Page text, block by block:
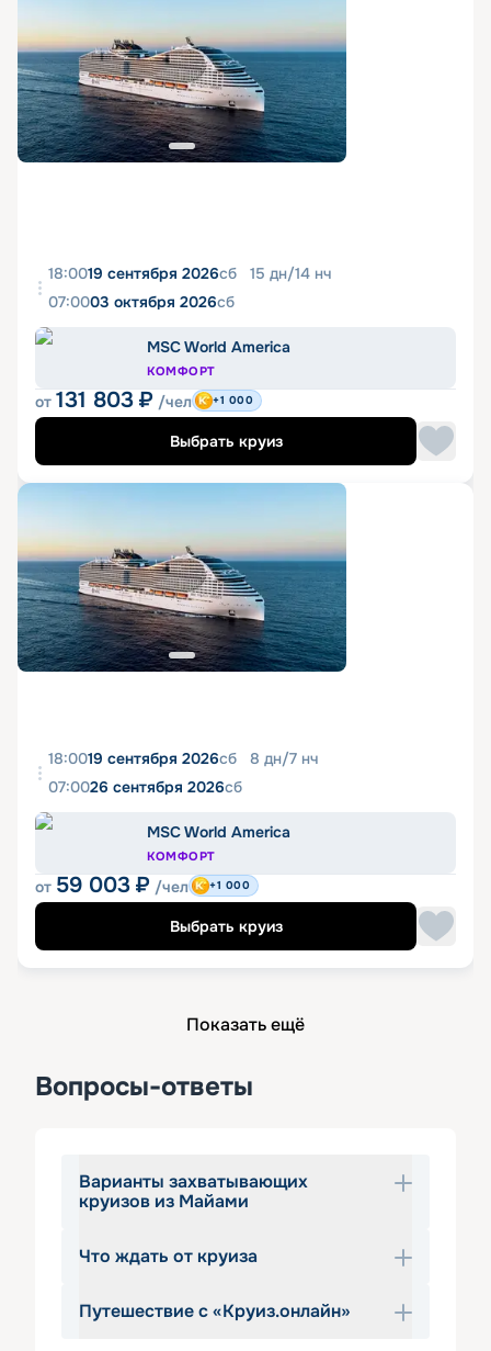
18:0019 сентября 2026сб 15 дн/14 нч
07:0003 октября 2026сб
MSC World America
КОМФОРТ
от 131 803 ₽ /чел +1 000
Выбрать круиз
18:0019 сентября 2026сб 8 дн/7 нч
07:0026 сентября 2026сб
MSC World America
КОМФОРТ
от 59 003 ₽ /чел +1 000
Выбрать круиз
Показать ещё
Вопросы-ответы
Варианты захватывающих
круизов из Майами
Кажется, «круиз из Майами» даже
воплотить ее в жизнь? Бирюзовые
Что ждать от круиза
Путешествие с «Круиз.онлайн»